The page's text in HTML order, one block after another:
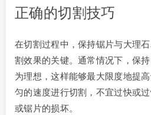
正确的切割技巧
在切割过程中，保持锯片与大理
割效果的关键。通常情况下，保
为理想，这样能够最大限度地提
匀的速度进行切割，不宜过快或
或锯片的损坏。